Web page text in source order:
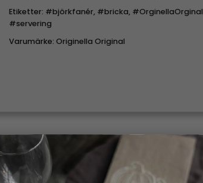
Etiketter: #björkfanér, #bricka, #OrginellaOrginal
#servering
Varumärke: Originella Original
Bricka Grodsim – 31 cm